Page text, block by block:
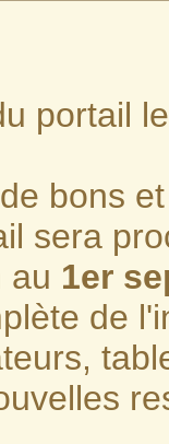
portail
bons
sera
au 1er
de